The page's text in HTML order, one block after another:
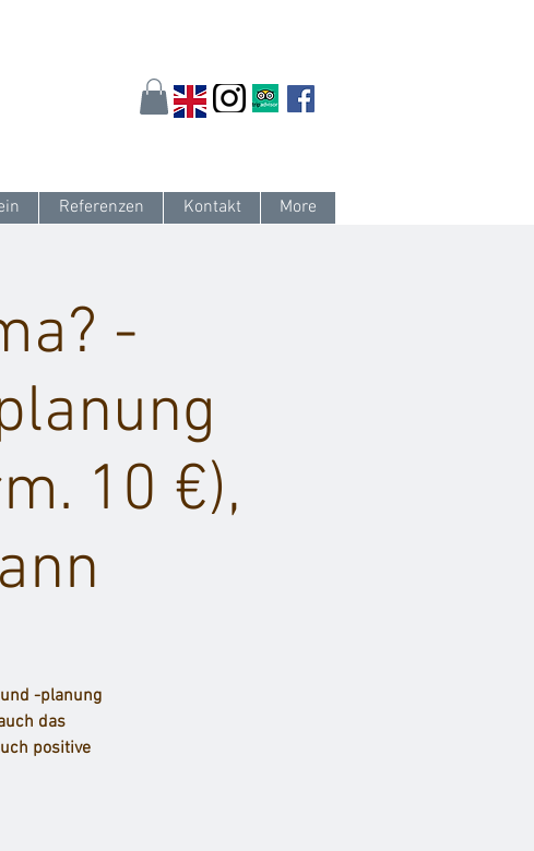
Referenzen Kontakt More
-
10 €),
-planung
das
positive